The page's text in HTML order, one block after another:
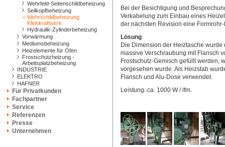
Wehrfeld-Seitenschildbeheizung
Seilkopfbeheizung
Wehrschildbeheizung
Kleinkraftwerk
Hydraulik-Zylinderbeheizung
Vorwärmung
Mediumsbeheizung
Heizelemente für Öfen
Frostschutzheizung -
Arbeitsplatzbeheizung
INDUSTRIE
ELEKTRO
HAFNER
Für Privatkunden
Fachpartner
Service
Referenzen
Presse
Unternehmen
Bei der Besichtigung und
Verkabelung zum Einbau eines
der nächsten Revision eine
Lösung
Die Dimension der Heiztasche
massive Verschraubung mit Flansch
Frostschutz-Gemisch gefüllt werden,
vorgesehen wurde. Als Heizstab
Flansch und Alu-Dose verwendet.
Leistung: ca. 1000 W / lfm.